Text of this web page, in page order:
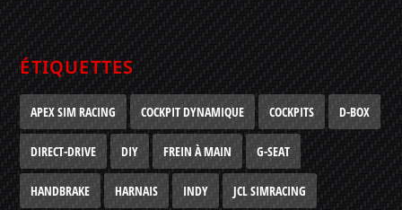
ÉTIQUETTES
APEX SIM RACING COCKPIT DYNAMIQUE COCKPITS D-BOX
DIRECT-DRIVE DIY FREIN À MAIN G-SEAT
HANDBRAKE HARNAIS INDY JCL SIMRACING